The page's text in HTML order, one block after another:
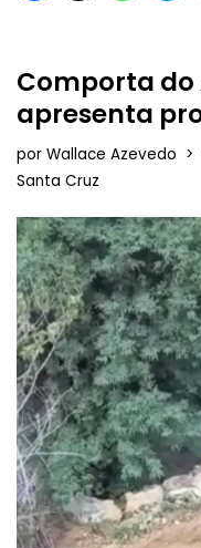
Comporta do
apresenta
por Wallace Azevedo
Santa Cruz